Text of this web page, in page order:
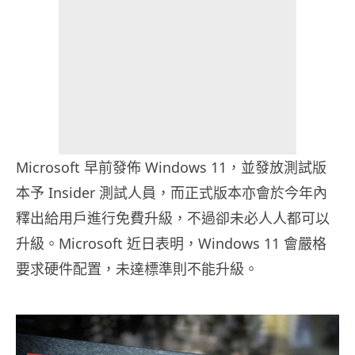
Microsoft 早前發佈 Windows 11，並發放測試版
本予 Insider 測試人員，而正式版本亦會於今年內
釋出給用戶進行免費升級，不過卻未必人人都可以
升級。Microsoft 近日表明，Windows 11 會嚴格
要求硬件配置，未達標準則不能升級。